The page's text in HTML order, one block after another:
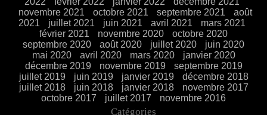
novembre 2021
octobre 2021 septembre 2021
août
2021
juillet 2021 juin 2021 avril 2021
mars 2021
février 2021
novembre 2020
octobre 2020
septembre 2020
août 2020 juillet 2020
juin 2020
mai 2020
avril 2020 mars 2020
janvier 2020
décembre 2019
novembre 2019
septembre 2019
juillet 2019
juin 2019 janvier 2019
décembre 2018
juillet 2018
juin 2018 janvier 2018
novembre 2017
octobre 2017
juillet 2017 novembre 2016
Catégories